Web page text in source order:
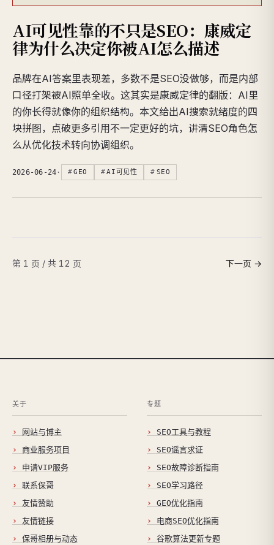
AI可见性靠的不只是SEO：康威定
律为什么决定你被AI怎么描述
品牌在AI答案里表现差，多数不是SEO没做够，而是内部
口径打架被AI照单全收。这其实是康威定律的翻版：AI里
的你长得就像你的组织结构。本文给出AI搜索就绪度的四
块拼图，点破更多引用不一定更好的坑，讲清SEO角色怎
么从优化技术转向协调组织。
2026-06-24 · GEO AI可见性 SEO
第 1 页 / 共 12 页 下一页 →
关于
网站与博主
商业服务项目
申请VIP服务
联系保哥
友情赞助
友情链接
保哥相册与动态
专题
SEO工具与教程
SEO谣言求证
SEO故障诊断指南
SEO学习路径
GEO优化指南
电商SEO优化指南
谷歌算法更新专题